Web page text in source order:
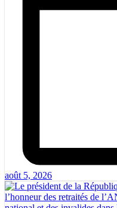
août 5, 2026